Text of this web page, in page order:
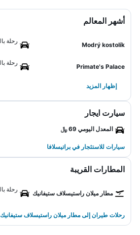
أشهر المعالم
Modrý kostolík
رحلة
Primate's Palace
رحلة
إظهار المزيد
سيارت ايجار
المعدل اليومي 69 ﷼
سيارات للاستئجار في براتيسلافا
المطارات القريبة
مطار ميلان راستيسلاف ستيفانيك
رحلة
رحلات طيران إلى مطار ميلان راستيسلاف ستيفانيك